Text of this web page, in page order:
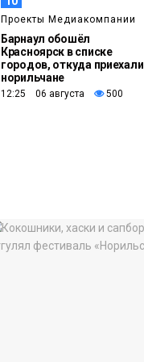
Проекты Медиакомпании
Барнаул обошёл
Красноярск в списке
городов, откуда приехали
норильчане
12:25 06 августа 500